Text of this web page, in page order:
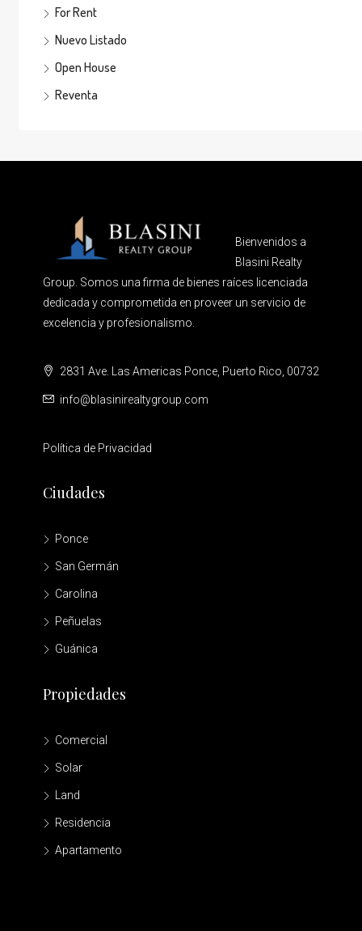
For Rent
Nuevo Listado
Open House
Reventa
Bienvenidos a
Blasini Realty
Group. Somos una firma de bienes raíces licenciada
dedicada y comprometida en proveer un servicio de
excelencia y profesionalismo.
2831 Ave. Las Americas Ponce, Puerto Rico, 00732
info@blasinirealtygroup.com
Política de Privacidad
Ciudades
Ponce
San Germán
Carolina
Peñuelas
Guánica
Propiedades
Comercial
Solar
Land
Residencia
Apartamento